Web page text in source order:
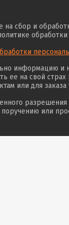
на сбор и
информацию и
ее на свой
или для
или